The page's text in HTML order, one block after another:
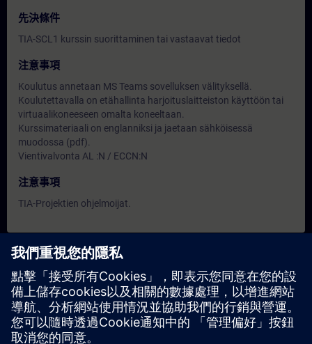
先決條件
TIA-SCL1 kurssin suorittaminen tai vastaavat tiedot
注意事項
Koulutus annetaan MS Teams sovelluksen välityksellä.
Koulutettavalla on etähallinta harjoituslaitteiston käyttöön tai
virtuaalikoneeseen omalta koneeltaan.
Kurssimateriaali on englanniksi ja jaetaan sähköisessä
muodossa (pdf).
Vientivalvonta AL :N / ECCN:N
注意事項
TIA-Projektien ohjelmoijat.
目前沒有可用活動
請將您的姓名加入課程候補名單，一旦有新的開課日期，我們將
通知您。
啟用通知服務